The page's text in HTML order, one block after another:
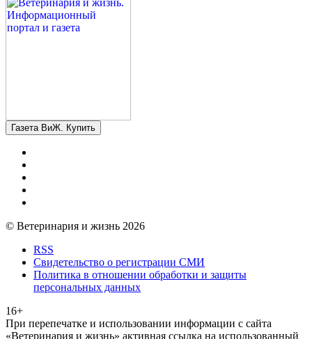
Газета ВиЖ. Купить
© Ветеринария и жизнь 2026
RSS
Свидетельство о регистрации СМИ
Политика в отношении обработки и защиты
персональных данных
16+
При перепечатке и использовании информации с сайта
«Ветеринария и жизнь» активная ссылка на использованный